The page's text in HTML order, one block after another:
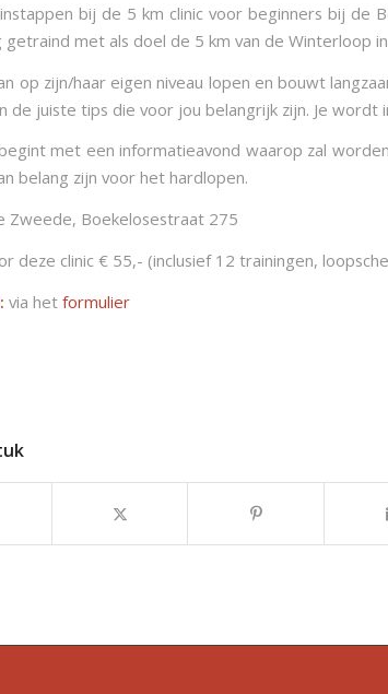
bij de 5 km clinic voor beginners bij
getraind met als doel de 5 km van de Winterloop
op zijn/haar eigen niveau lopen en bouwt
de juiste tips die voor jou belangrijk zijn. Je
met een informatieavond waarop zal
belang zijn voor het hardlopen.
Zweede, Boekelosestraat 275
deze clinic € 55,- (inclusief 12 trainingen,
via het formulier